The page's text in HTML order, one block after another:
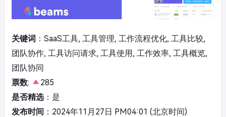
关键词 ：SaaS工具, 工具管理, 工作流程优化, 工具比较,
团队协作, 工具访问请求, 工具使用, 工作效率, 工具概览,
团队协同
票数:
285
是否精选：是
发布时间 ：2024年11月27日 PM04:01 (北京时间)